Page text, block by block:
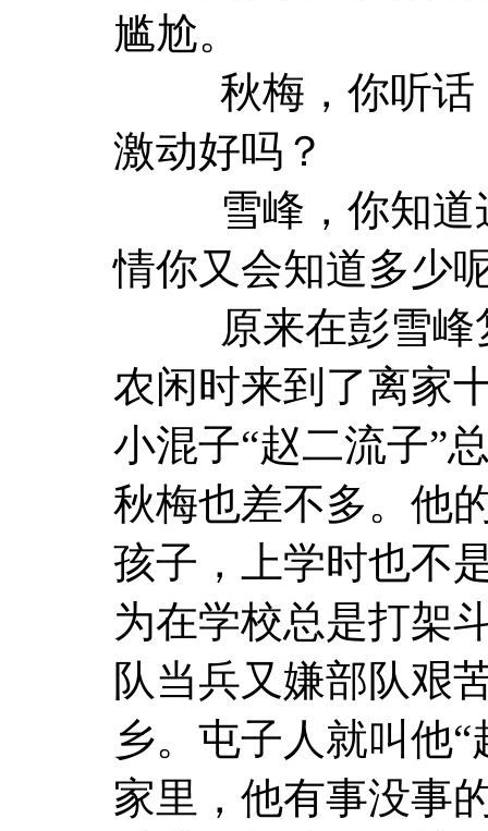
尴尬。
秋梅，你听话，
激动好吗？
雪峰，你知道这
情你又会知道多
原来在彭雪峰复
农闲时来到了离家
小混子“赵二流子”
秋梅也差不多。他
孩子，上学时也不
为在学校总是打架
队当兵又嫌部队艰
乡。屯子人就叫他
家里，他有事没事